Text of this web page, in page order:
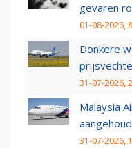
gevaren
01-08-2026,
Donkere
31-07-2026,
Malaysia
31-07-2026,